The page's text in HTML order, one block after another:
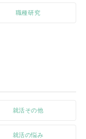
職種研究
就活その他
就活の悩み